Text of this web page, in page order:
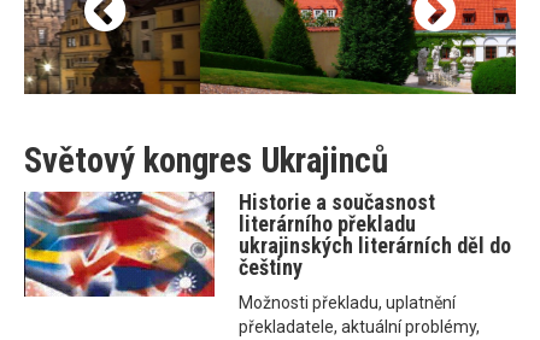
Světový kongres Ukrajinců
Historie a současnost
literárního překladu
ukrajinských literárních děl do
češtiny
Možnosti překladu, uplatnění
překladatele, aktuální problémy,